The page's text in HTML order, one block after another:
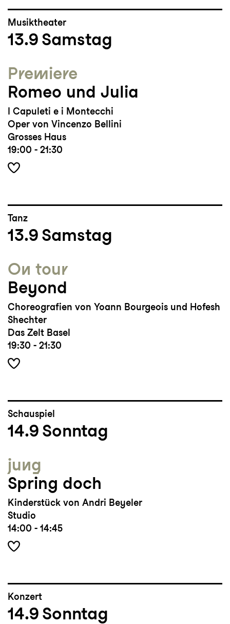
Musiktheater
13.9 Samstag
Premiere
Romeo und Julia
I Capuleti e i Montecchi
Oper von Vincenzo Bellini
Grosses Haus
19:00 - 21:30
Tanz
13.9 Samstag
On tour
Beyond
Choreografien von Yoann Bourgeois und Hofesh
Shechter
Das Zelt Basel
19:30 - 21:30
Schauspiel
14.9 Sonntag
jung
Spring doch
Kinderstück von Andri Beyeler
Studio
14:00 - 14:45
Konzert
14.9 Sonntag